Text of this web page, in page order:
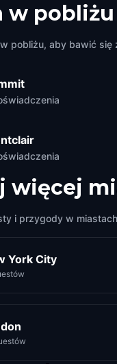
w pobliżu
pobliżu, aby bawić się
więcej
i przygody w
York City